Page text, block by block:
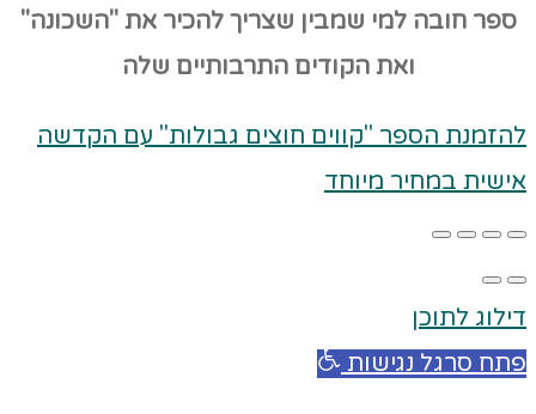
ספר חובה למי שמבין שצריך להכיר את "השכונה"
ואת הקודים התרבותיים שלה
להזמנת הספר "קווים חוצים גבולות" עם הקדשה
אישית במחיר מיוחד
דילוג לתוכן
פתח סרגל נגישות